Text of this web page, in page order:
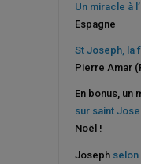
Un miracle à
Espagne
St Joseph, la
Pierre Amar
En bonus, un
sur saint
Noël !
Joseph selon